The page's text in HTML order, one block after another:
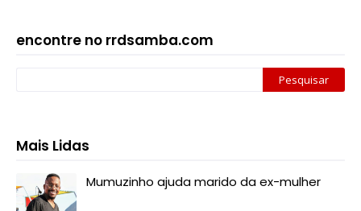
encontre no rrdsamba.com
Mais Lidas
Mumuzinho ajuda marido da ex-mulher